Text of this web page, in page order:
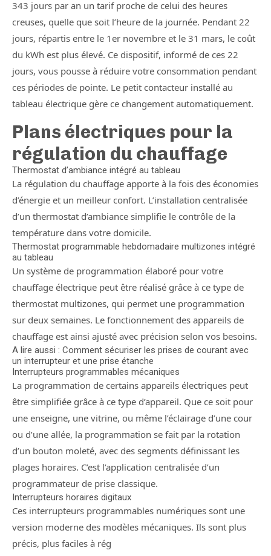
343 jours par an un tarif proche de celui des heures
creuses, quelle que soit l’heure de la journée. Pendant 22
jours, répartis entre le 1er novembre et le 31 mars, le coût
du kWh est plus élevé. Ce dispositif, informé de ces 22
jours, vous pousse à réduire votre consommation pendant
ces périodes de pointe. Le petit contacteur installé au
tableau électrique gère ce changement automatiquement.
Plans électriques pour la
régulation du chauffage
Thermostat d’ambiance intégré au tableau
La régulation du chauffage apporte à la fois des économies
d’énergie et un meilleur confort. L’installation centralisée
d’un thermostat d’ambiance simplifie le contrôle de la
température dans votre domicile.
Thermostat programmable hebdomadaire multizones intégré
au tableau
Un système de programmation élaboré pour votre
chauffage électrique peut être réalisé grâce à ce type de
thermostat multizones, qui permet une programmation
sur deux semaines. Le fonctionnement des appareils de
chauffage est ainsi ajusté avec précision selon vos besoins.
A lire aussi : Comment sécuriser les prises de courant avec
un interrupteur et une prise étanche
Interrupteurs programmables mécaniques
La programmation de certains appareils électriques peut
être simplifiée grâce à ce type d’appareil. Que ce soit pour
une enseigne, une vitrine, ou même l’éclairage d’une cour
ou d’une allée, la programmation se fait par la rotation
d’un bouton moleté, avec des segments définissant les
plages horaires. C’est l’application centralisée d’un
programmateur de prise classique.
Interrupteurs horaires digitaux
Ces interrupteurs programmables numériques sont une
version moderne des modèles mécaniques. Ils sont plus
précis, plus faciles à rég